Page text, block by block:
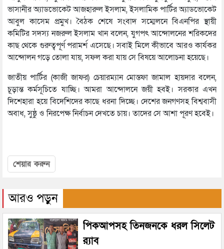
ভাসানীর অ্যাডভোকেট আজহারুল ইসলাম, ইসলামিক পার্টির অ্যাডভোকেট
আবুল কাসেম প্রমুখ। বৈঠক শেষে সংবাদ সম্মেলনে বিএনপির স্থায়ী
কমিটির সদস্য নজরুল ইসলাম খান বলেন, যুগপৎ আন্দোলনের শরিকদের
কাছ থেকে গুরুত্বপূর্ণ পরামর্শ এসেছে। সবাই মিলে কীভাবে আরও কার্যকর
আন্দোলন গড়ে তোলা যায়, সফল করা যায় সে বিষয়ে আলোচনা হয়েছে।
জাতীয় পার্টির (কাজী জাফর) চেয়ারম্যান মোস্তফা জামাল হায়দার বলেন,
চূড়ান্ত কর্মসূচিতে যাচ্ছি। আমরা আন্দোলনে জয়ী হবই। সরকার এখন
দিশেহারা হয়ে বিদেশিদের কাছে ধরনা দিচ্ছে। দেশের জনগণসহ বিশ্ববাসী
অবাধ, সুষ্ঠু ও নিরপেক্ষ নির্বাচন দেখতে চায়। তাদের সে আশা পূরণ হবেই।
শেয়ার করুন
আরও পড়ুন
পিকআপসহ তিনজনকে ধরল সিলেট
র‌্যাব